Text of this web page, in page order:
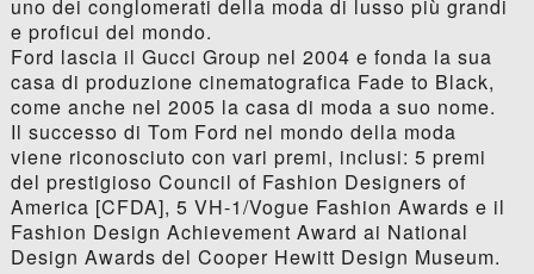
uno dei conglomerati della moda di lusso più grandi
e proficui del mondo.
Ford lascia il Gucci Group nel 2004 e fonda la sua
casa di produzione cinematografica Fade to Black,
come anche nel 2005 la casa di moda a suo nome.
Il successo di Tom Ford nel mondo della moda
viene riconosciuto con vari premi, inclusi: 5 premi
del prestigioso Council of Fashion Designers of
America [CFDA], 5 VH-1/Vogue Fashion Awards e il
Fashion Design Achievement Award ai National
Design Awards del Cooper Hewitt Design Museum.